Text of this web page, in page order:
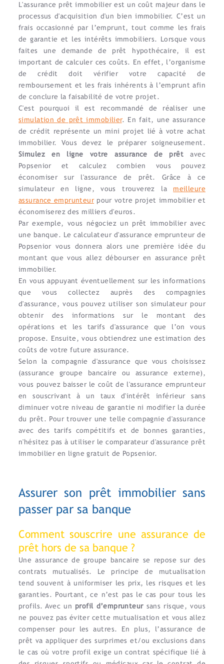
L'assurance prêt immobilier est un coût majeur dans le
processus d'acquisition d'un bien immobilier. C’est un
frais occasionné par l’emprunt, tout comme les frais
de garantie et les intérêts immobiliers. Lorsque vous
faites une demande de prêt hypothécaire, il est
important de calculer ces coûts. En effet, l’organisme
de crédit doit vérifier votre capacité de
remboursement et les frais inhérents à l’emprunt afin
de conclure la faisabilité de votre projet.
C'est pourquoi il est recommandé de réaliser une
simulation de prêt immobilier. En fait, une assurance
de crédit représente un mini projet lié à votre achat
immobilier. Vous devez le préparer soigneusement.
Simulez en ligne votre assurance de prêt avec
Popsenior et calculez combien vous pouvez
économiser sur l'assurance de prêt. Grâce à ce
simulateur en ligne, vous trouverez la meilleure
assurance emprunteurpour votre projet immobilier et
économiserez des milliers d'euros.
Par exemple, vous négociez un prêt immobilier avec
une banque. Le calculateur d'assurance emprunteur de
Popsenior vous donnera alors une première idée du
montant que vous allez débourser en assurance prêt
immobilier.
En vous appuyant éventuellement sur les informations
que vous collectez auprès des compagnies
d'assurance, vous pouvez utiliser son simulateur pour
obtenir des informations sur le montant des
opérations et les tarifs d'assurance que l’on vous
propose. Ensuite, vous obtiendrez une estimation des
coûts de votre future assurance.
Selon la compagnie d'assurance que vous choisissez
(assurance groupe bancaire ou assurance externe),
vous pouvez baisser le coût de l'assurance emprunteur
en souscrivant à un taux d'intérêt inférieur sans
diminuer votre niveau de garantie ni modifier la durée
du prêt. Pour trouver une telle compagnie d'assurance
avec des tarifs compétitifs et de bonnes garanties,
n'hésitez pas à utiliser le comparateur d'assurance prêt
immobilier en ligne gratuit de Popsenior.
Assurer son prêt immobilier sans
passer par sa banque
Comment souscrire une assurance de
prêt hors de sa banque ?
Une assurance de groupe bancaire se repose sur des
contrats mutualisés. Le principe de mutualisation
tend souvent à uniformiser les prix, les risques et les
garanties. Pourtant, ce n’est pas le cas pour tous les
profils. Avec un profil d’emprunteursans risque, vous
ne pouvez pas éviter cette mutualisation et vous allez
compenser pour les autres. En plus, l’assurance de
prêt va appliquer des surprimes et/ou exclusions dans
le cas où votre profil exige un contrat spécifique lié à